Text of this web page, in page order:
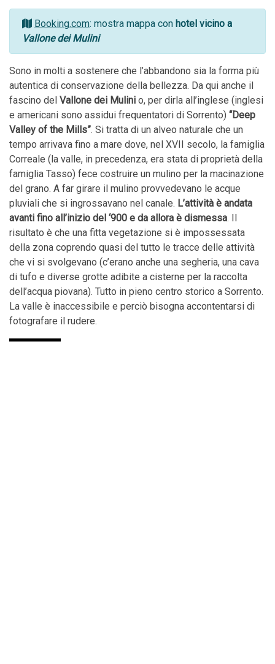
Booking.com: mostra mappa con hotel vicino a
Vallone dei Mulini
Sono in molti a sostenere che l’abbandono sia la forma più
autentica di conservazione della bellezza. Da qui anche il
fascino del Vallone dei Mulini o, per dirla all’inglese (inglesi
e americani sono assidui frequentatori di Sorrento) “Deep
Valley of the Mills”. Si tratta di un alveo naturale che un
tempo arrivava fino a mare dove, nel XVII secolo, la famiglia
Correale (la valle, in precedenza, era stata di proprietà della
famiglia Tasso) fece costruire un mulino per la macinazione
del grano. A far girare il mulino provvedevano le acque
pluviali che si ingrossavano nel canale. L’attività è andata
avanti fino all’inizio del ‘900 e da allora è dismessa. Il
risultato è che una fitta vegetazione si è impossessata
della zona coprendo quasi del tutto le tracce delle attività
che vi si svolgevano (c’erano anche una segheria, una cava
di tufo e diverse grotte adibite a cisterne per la raccolta
dell’acqua piovana). Tutto in pieno centro storico a Sorrento.
La valle è inaccessibile e perciò bisogna accontentarsi di
fotografare il rudere.